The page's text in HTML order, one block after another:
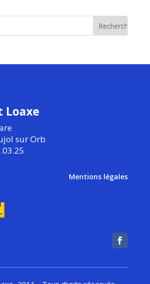
Loaxe
sur Orb
Mentions légales